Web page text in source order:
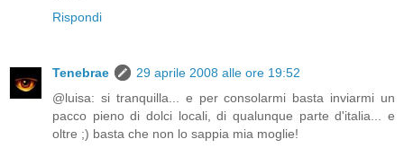
Rispondi
Tenebrae
29 aprile 2008 alle ore 19:52
@luisa: si tranquilla... e per consolarmi basta inviarmi un
pacco pieno di dolci locali, di qualunque parte d'italia... e
oltre ;) basta che non lo sappia mia moglie!